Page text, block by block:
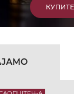
у Сувом
да